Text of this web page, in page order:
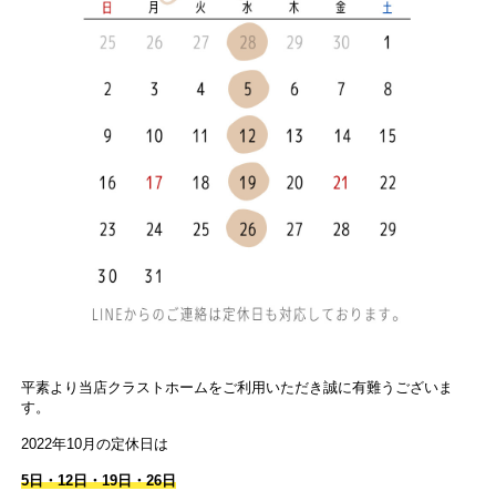
平素より当店クラストホームをご利用いただき誠に有難うございま
す。
2022年10月の定休日は
5日・12日・19日・26日